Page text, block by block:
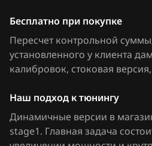
DAF
Derways
Dodge
Dongfeng
Exeed
Extreme moto
Siemens EMS 3160
Siemens EMS 3161
Siemens SID 305
Siemens SID 306
Бесплатно при покупке
Пересчет контрольной
установленного у клиента
калибровок, стоковая
Наш подход к тюнингу
Динамичные версии в
stage1. Главная задача